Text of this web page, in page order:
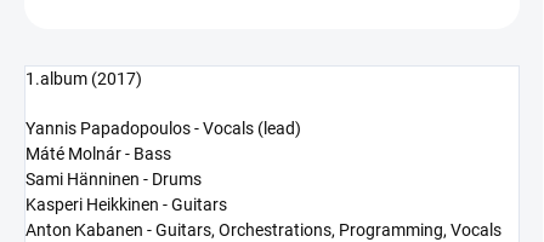
1.album (2017)
Yannis Papadopoulos - Vocals (lead)
Máté Molnár - Bass
Sami Hänninen - Drums
Kasperi Heikkinen - Guitars
Anton Kabanen - Guitars, Orchestrations, Programming, Vocals